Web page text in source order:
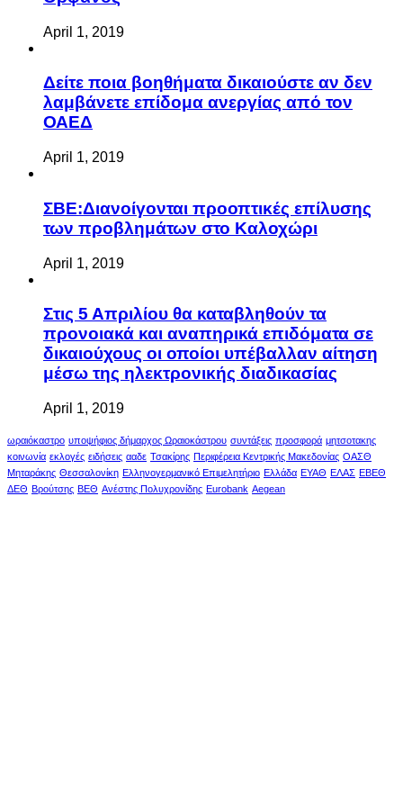
April 1, 2019
Δείτε ποια βοηθήματα δικαιούστε αν δεν
λαμβάνετε επίδομα ανεργίας από τον
ΟΑΕΔ
April 1, 2019
ΣΒΕ:Διανοίγονται προοπτικές επίλυσης
των προβλημάτων στο Καλοχώρι
April 1, 2019
Στις 5 Απριλίου θα καταβληθούν τα
προνοιακά και αναπηρικά επιδόματα σε
δικαιούχους οι οποίοι υπέβαλλαν αίτηση
μέσω της ηλεκτρονικής διαδικασίας
April 1, 2019
ωραιόκαστρο υποψήφιος δήμαρχος Ωραιοκάστρου συντάξεις προσφορά μητσοτακης
κοινωνία εκλογές ειδήσεις ααδε Τσακίρης Περιφέρεια Κεντρικής Μακεδονίας ΟΑΣΘ
Μηταράκης Θεσσαλονίκη Ελληνογερμανικό Επιμελητήριο Ελλάδα ΕΥΑΘ ΕΛΑΣ ΕΒΕΘ
ΔΕΘ Βρούτσης ΒΕΘ Ανέστης Πολυχρονίδης Eurobank Aegean